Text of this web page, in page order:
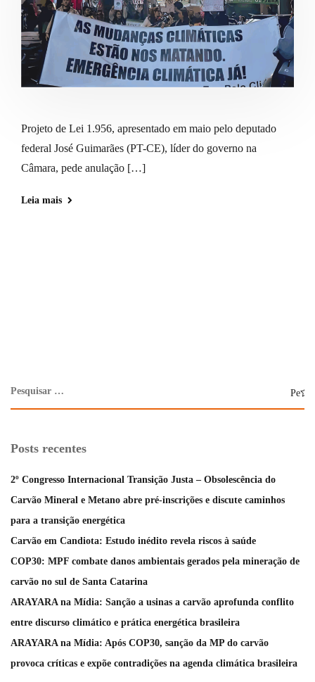
Projeto de Lei 1.956, apresentado em maio pelo deputado
federal José Guimarães (PT-CE), líder do governo na
Câmara, pede anulação […]
Leia mais
Posts recentes
2º Congresso Internacional Transição Justa – Obsolescência do
Carvão Mineral e Metano abre pré-inscrições e discute caminhos
para a transição energética
Carvão em Candiota: Estudo inédito revela riscos à saúde
COP30: MPF combate danos ambientais gerados pela mineração de
carvão no sul de Santa Catarina
ARAYARA na Mídia: Sanção a usinas a carvão aprofunda conflito
entre discurso climático e prática energética brasileira
ARAYARA na Mídia: Após COP30, sanção da MP do carvão
provoca críticas e expõe contradições na agenda climática brasileira